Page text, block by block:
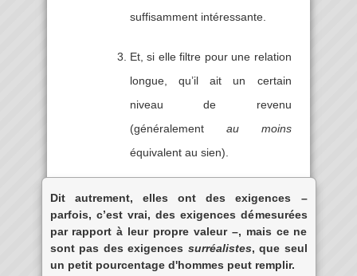
suffisamment intéressante.
Et, si elle filtre pour une relation
longue, qu’il ait un certain
niveau de revenu
(généralement au moins
équivalent au sien).
Dit autrement, elles ont des exigences –
parfois, c’est vrai, des exigences démesurées
par rapport à leur propre valeur –, mais ce ne
sont pas des exigences surréalistes, que seul
un petit pourcentage d'hommes peut remplir.